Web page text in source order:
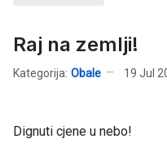
Raj na zemlji!
Kategorija: Obale 19 Jul
Dignuti cjene u nebo!